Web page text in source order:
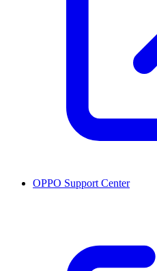
OPPO Support Center